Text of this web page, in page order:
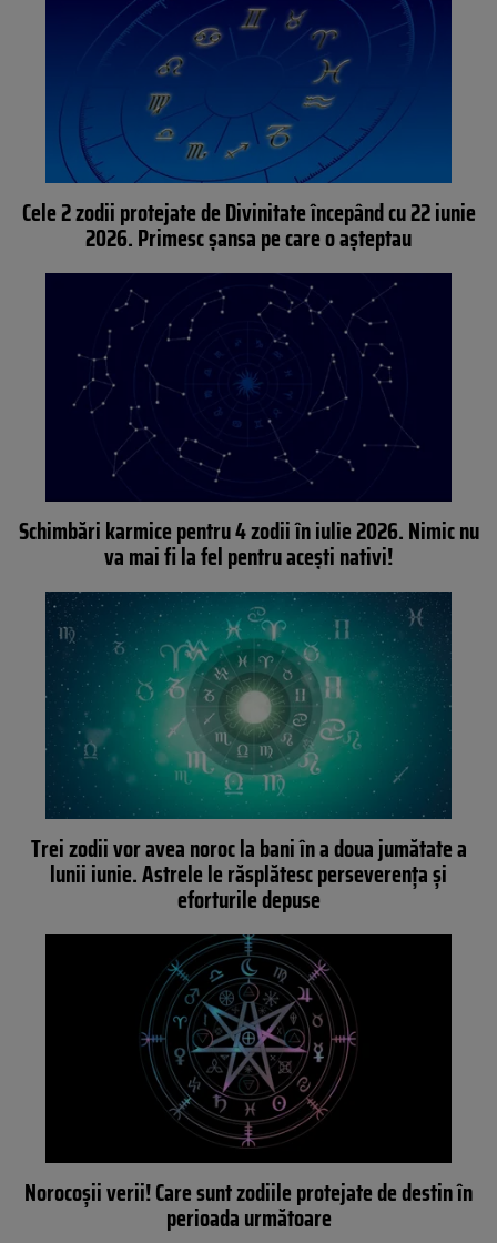
Cele 2 zodii protejate de Divinitate începând cu 22 iunie
2026. Primesc șansa pe care o așteptau
Schimbări karmice pentru 4 zodii în iulie 2026. Nimic nu
va mai fi la fel pentru acești nativi!
Trei zodii vor avea noroc la bani în a doua jumătate a
lunii iunie. Astrele le răsplătesc perseverența și
eforturile depuse
Norocoșii verii! Care sunt zodiile protejate de destin în
perioada următoare